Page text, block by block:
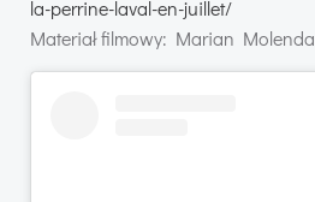
la-perrine-laval-en-juillet/
Materiał filmowy: Marian Molenda